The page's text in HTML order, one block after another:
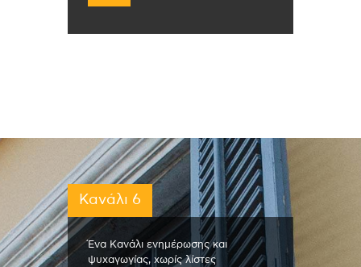
Κανάλι 6
Ένα Κανάλι ενημέρωσης και
ψυχαγωγίας, χωρίς λίστες